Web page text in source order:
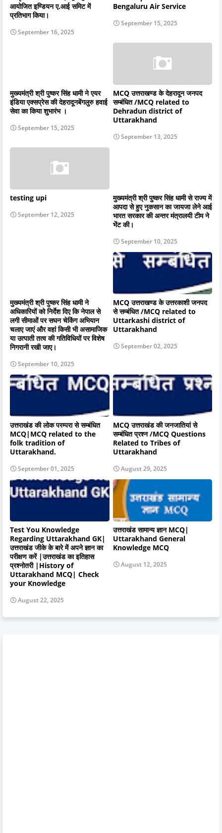
आयोजित इण्डियन ए.आई समिट में
प्रतिभाग किया।
September 16, 2025
Bengaluru Air Service
September 15, 2025
मुख्यमंत्री श्री पुष्कर सिंह धामी ने एयर
इंडिया एक्सप्रेस की देहरादूनबेंगलुरु हवाई
सेवा का किया शुभारंभ ।
September 15, 2025
MCQ उत्तराखण्ड के देहरादून जनपद
सम्बंधित /MCQ related to
Dehradun district of
Uttarakhand
September 13, 2025
testing upi
September 12, 2025
मुख्यमंत्री श्री पुष्कर सिंह धामी से राज्य में
आपदा से हुए नुकसान का जायजा लेने आई
भारत सरकार की अन्तर मंत्रालयी टीम ने
भेंट की।
September 10, 2025
मुख्यमंत्री श्री पुष्कर सिंह धामी ने
अधिकारियों को निर्देश दिए कि नेपाल से
लगी सीमाओं पर सघन चेकिंग अभियान
चलाए जाएं और वहां किसी भी असामाजिक
या उत्पाती तत्व की गतिविधियों पर विशेष
निगरानी रखी जाए।
September 10, 2025
MCQ उत्तराखण्ड के उत्तरकाशी जनपद
से सम्बंधित /MCQ related to
Uttarkashi district of
Uttarakhand
September 02, 2025
उत्तराखंड की लोक परम्परा से सम्बंधित
MCQ|MCQ related to the
folk tradition of
Uttarakhand.
September 01, 2025
MCQ उत्तराखंड की जनजातियां से
सम्बंधित प्रश्न /MCQ Questions
Related to Tribes of
Uttarakhand
August 29, 2025
Test You Knowledge
Regarding Uttarakhand GK|
उत्तराखंड जीके के बारे में अपने ज्ञान का
परीक्षण करें |उत्तराखंड का इतिहास
प्रश्नोतरी |History of
Uttarakhand MCQ| Check
your Knowledge
August 22, 2025
उत्तराखंड सामान्य ज्ञान MCQ|
Uttarakhand General
Knowledge MCQ
August 12, 2025